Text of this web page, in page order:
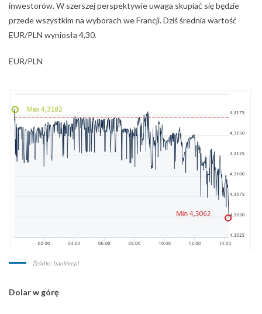
inwestorów. W szerszej perspektywie uwaga skupiać się będzie
przede wszystkim na wyborach we Francji. Dziś średnia wartość
EUR/PLN wyniosła 4,30.
EUR/PLN
Źródło: bankier.pl
Dolar w górę